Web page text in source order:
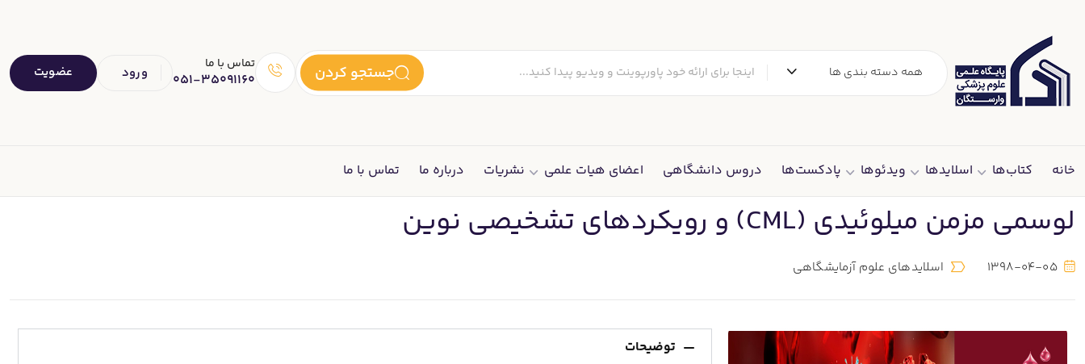
همه دسته بندی ها جستجو کردن تماس با ما
051-35091160 ورود عضویت
خانه کتاب‌ها اسلایدها ویدئوها پادکست‌ها دروس دانشگاهی اعضای هیات علمی نشریات درباره ما تماس با ما
لوسمی مزمن میلوئیدی (CML) و رویکردهای تشخیصی نوین
1398-04-05 اسلایدهای علوم آزمایشگاهی
توضیحات